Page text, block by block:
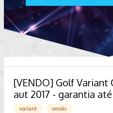
[VENDO] Golf
aut 2017 - garantia
variant vendo